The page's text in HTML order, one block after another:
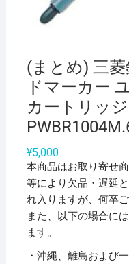
(まとめ) 三
ドマーカー
カートリッ
¥5,000
本商品はお取り寄せ
等により欠品・遅延
れ入りますが、何卒ご
また、以下の場合に
ます。
・沖縄、離島および